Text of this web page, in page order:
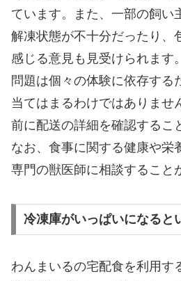
ています。また、一部の飼い
解凍状態が不十分だったり、
感じる意見も見受けられます
問題は個々の体験に依存する
当てはまるわけではありませ
前に配送の詳細を確認するこ
なお、食事に関する健康や栄
専門の獣医師に相談すること
冷凍庫がいっぱいになると
わんまいるの宅配食を利用す